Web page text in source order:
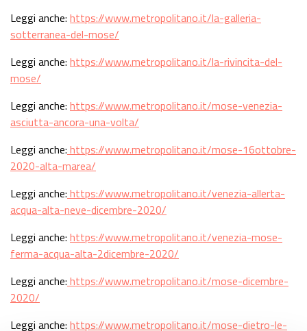
Leggi anche: https://www.metropolitano.it/la-galleria-
sotterranea-del-mose/
Leggi anche: https://www.metropolitano.it/la-rivincita-del-
mose/
Leggi anche: https://www.metropolitano.it/mose-venezia-
asciutta-ancora-una-volta/
Leggi anche: https://www.metropolitano.it/mose-16ottobre-
2020-alta-marea/
Leggi anche: https://www.metropolitano.it/venezia-allerta-
acqua-alta-neve-dicembre-2020/
Leggi anche: https://www.metropolitano.it/venezia-mose-
ferma-acqua-alta-2dicembre-2020/
Leggi anche: https://www.metropolitano.it/mose-dicembre-
2020/
Leggi anche: https://www.metropolitano.it/mose-dietro-le-